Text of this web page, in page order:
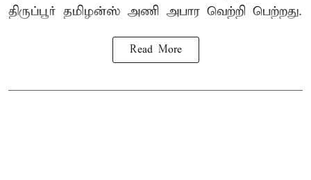
திருப்பூர் தமிழன்ஸ் அணி அபார வெற்றி பெற்றது.
Read More